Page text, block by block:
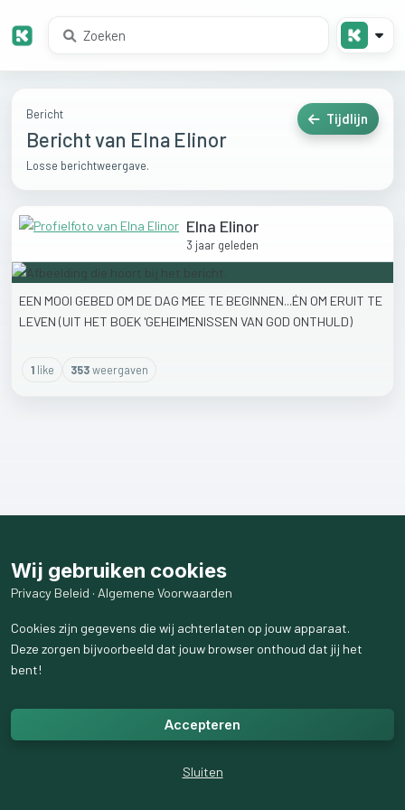
Bericht
Bericht van Elna Elinor
Losse berichtweergave.
Tijdlijn
Elna Elinor
3 jaar geleden
EEN MOOI GEBED OM DE DAG MEE TE BEGINNEN...ÉN OM ERUIT TE
LEVEN (UIT HET BOEK 'GEHEIMENISSEN VAN GOD ONTHULD)
1like 353weergaven
Wij gebruiken cookies
Privacy Beleid · Algemene Voorwaarden
Cookies zijn gegevens die wij achterlaten op jouw apparaat.
Deze zorgen bijvoorbeeld dat jouw browser onthoud dat jij het
bent!
Accepteren
Sluiten